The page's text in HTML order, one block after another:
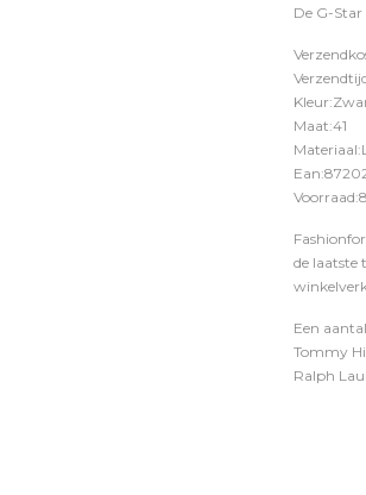
De G-
Maat:41
Voorraad:8
de laatste
Een
Tommy
Ralph